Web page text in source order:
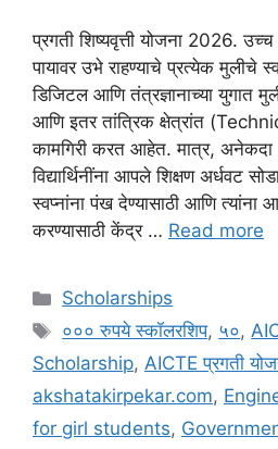
प्रगती शिष्यवृत्ती योजना 2026.
पायावर उभे राहण्याचे प्रत्येक मुलीचे
डिजिटल आणि तंत्रज्ञानाच्या युगात
आणि इतर तांत्रिक क्षेत्रांत
कामगिरी करत आहेत. मात्र, अनेकदा
विद्यार्थिनींना आपले शिक्षण अर्धवट
स्वप्नांना पंख देण्यासाठी आणि त्यांना
करण्यासाठी केंद्र … Read more
Categories
Scholarships
Tags
००० रुपये स्कॉलरशिप, ५०,
Scholarship, AICTE प्रगती
akshatakirpekar.com,
for girl students,